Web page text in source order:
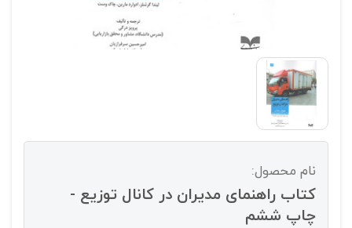
نام محصول:
کتاب راهنمای مدیران در کانال توزیع -
چاپ ششم